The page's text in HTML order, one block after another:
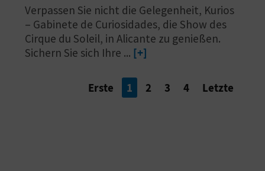
Verpassen Sie nicht die Gelegenheit, Kurios
– Gabinete de Curiosidades, die Show des
Cirque du Soleil, in Alicante zu genießen.
Sichern Sie sich Ihre ... [+]
Erste 1 2 3 4 Letzte